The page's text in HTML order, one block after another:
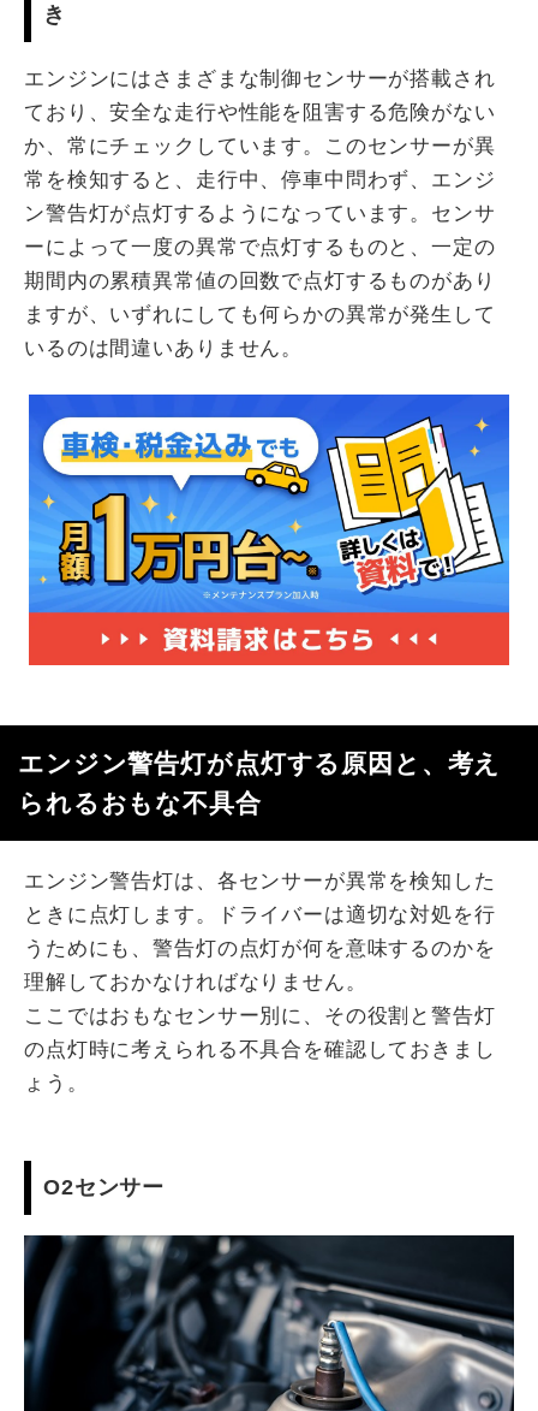
き
エンジンにはさまざまな制御センサーが搭載され
ており、安全な走行や性能を阻害する危険がない
か、常にチェックしています。このセンサーが異
常を検知すると、走行中、停車中問わず、エンジ
ン警告灯が点灯するようになっています。センサ
ーによって一度の異常で点灯するものと、一定の
期間内の累積異常値の回数で点灯するものがあり
ますが、いずれにしても何らかの異常が発生して
いるのは間違いありません。
エンジン警告灯が点灯する原因と、考え
られるおもな不具合
エンジン警告灯は、各センサーが異常を検知した
ときに点灯します。ドライバーは適切な対処を行
うためにも、警告灯の点灯が何を意味するのかを
理解しておかなければなりません。
ここではおもなセンサー別に、その役割と警告灯
の点灯時に考えられる不具合を確認しておきまし
ょう。
O2センサー